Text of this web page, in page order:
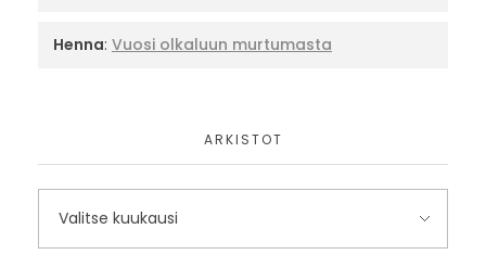
Henna: Vuosi olkaluun murtumasta
ARKISTOT